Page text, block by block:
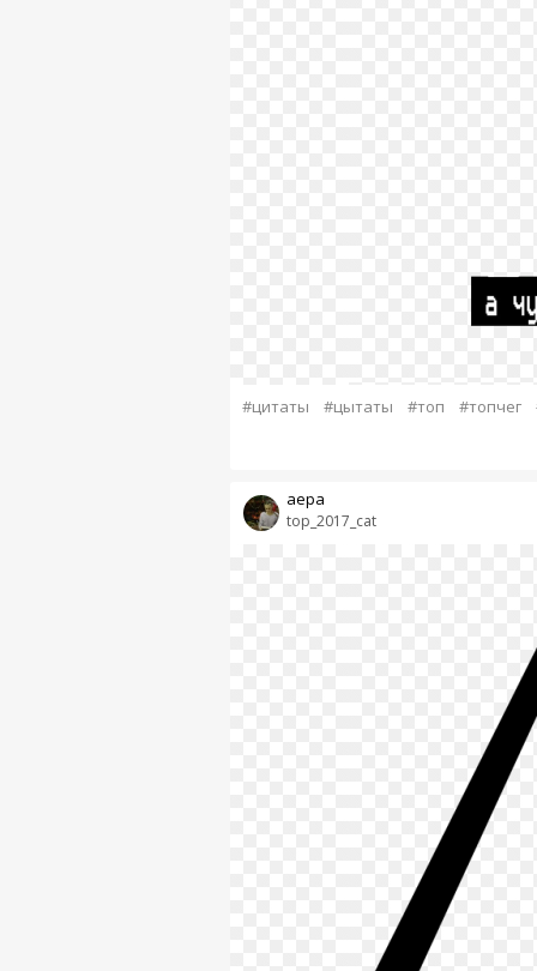
#цитаты #цытаты #топ #топчег
top_2017_cat
аера